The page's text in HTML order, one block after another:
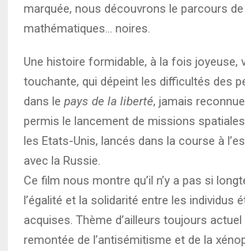
marquée, nous découvrons le parcours
mathématiques… noires.
Une histoire formidable, à la fois joyeuse,
touchante, qui dépeint les difficultés des
dans le pays de la liberté, jamais
permis le lancement de missions
les Etats-Unis, lancés dans la course à
avec la Russie.
Ce film nous montre qu’il n’y a pas si
l’égalité et la solidarité entre les individus
acquises. Thème d’ailleurs toujours actuel
remontée de l’antisémitisme et de la